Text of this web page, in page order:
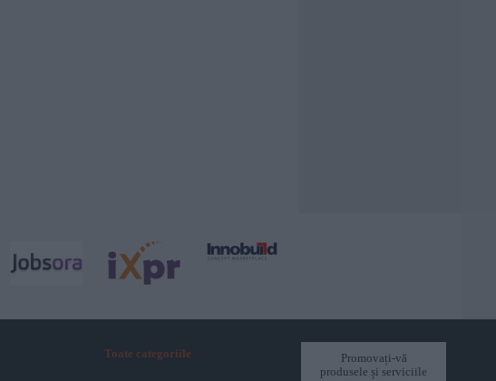
Toate categoriile
Promovați-vă
produsele și serviciile